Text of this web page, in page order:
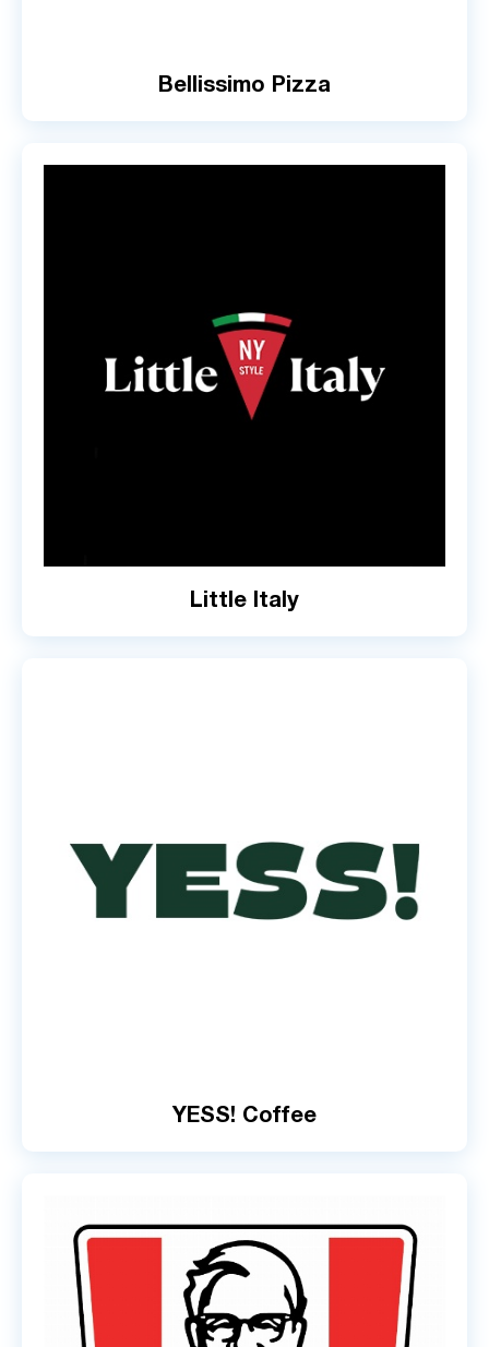
Bellissimo Pizza
Little Italy
YESS! Coffee